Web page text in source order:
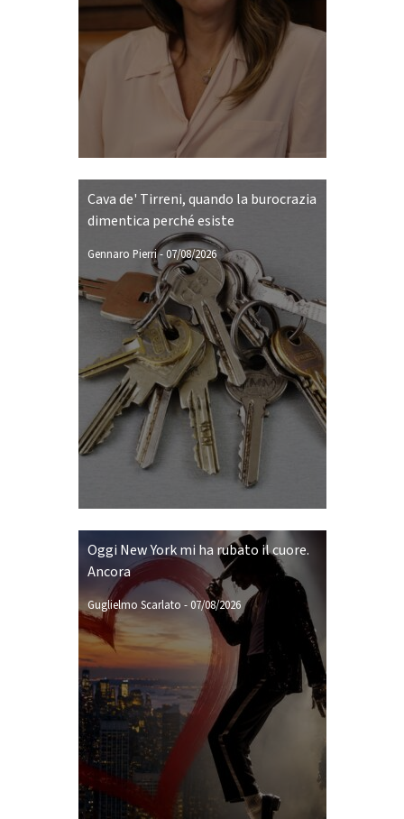
Cava de' Tirreni, quando la burocrazia
dimentica perché esiste
Gennaro Pierri- 07/08/2026
Oggi New York mi ha rubato il cuore.
Ancora
Guglielmo Scarlato -07/08/2026